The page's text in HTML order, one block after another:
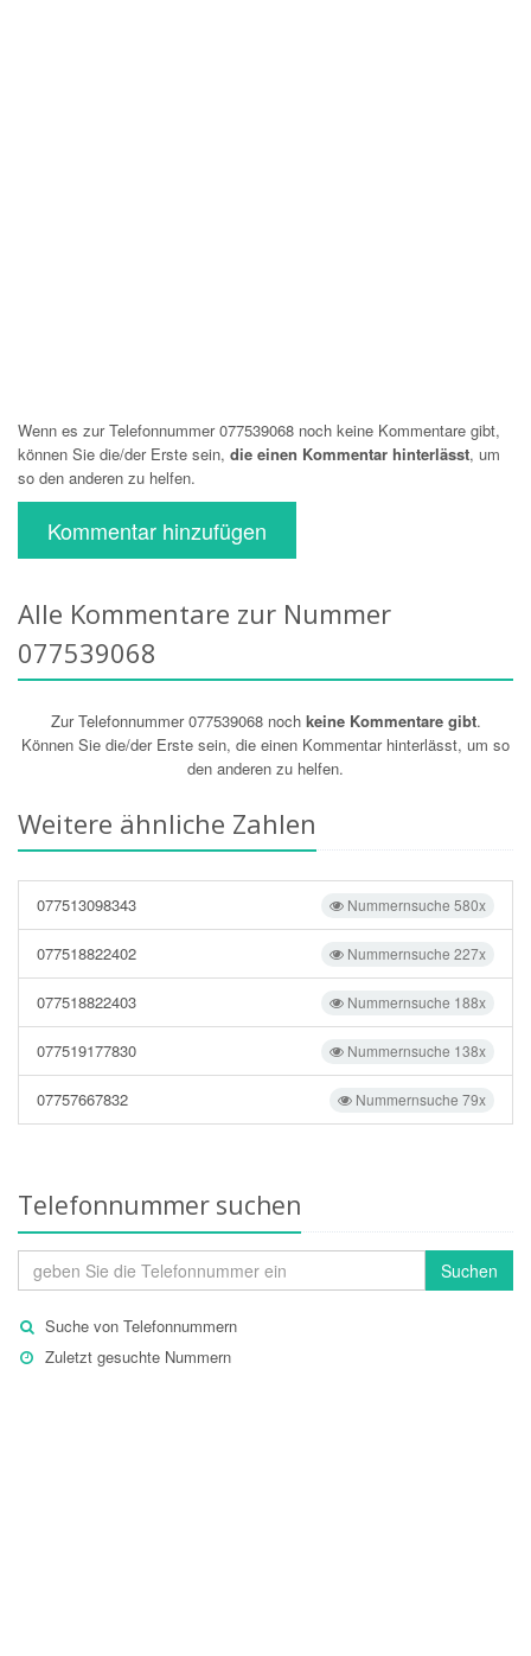
Wenn es zur Telefonnummer 077539068 noch keine Kommentare gibt,
können Sie die/der Erste sein, die einen Kommentar hinterlässt, um
so den anderen zu helfen.
Kommentar hinzufügen
Alle Kommentare zur Nummer
077539068
Zur Telefonnummer 077539068 noch keine Kommentare gibt.
Können Sie die/der Erste sein, die einen Kommentar hinterlässt, um so
den anderen zu helfen.
Weitere ähnliche Zahlen
Nummernsuche 580x
077513098343
Nummernsuche 227x
077518822402
Nummernsuche 188x
077518822403
Nummernsuche 138x
077519177830
Nummernsuche 79x
07757667832
Telefonnummer suchen
Suchen
Suche von Telefonnummern
Zuletzt gesuchte Nummern